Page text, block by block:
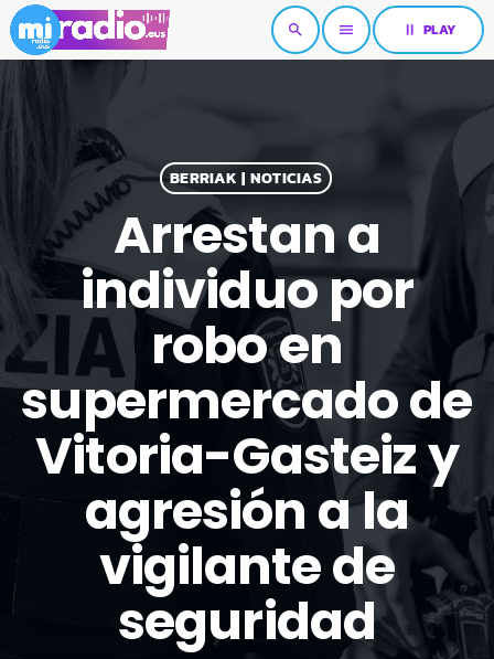
search menu pause PLAY
BERRIAK | NOTICIAS
Arrestan a
individuo por
robo en
supermercado de
Vitoria-Gasteiz y
agresión a la
vigilante de
seguridad